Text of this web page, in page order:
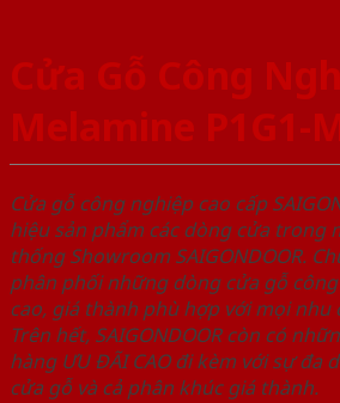
Cửa Gỗ Công
Melamine P1G1-
Cửa gỗ công nghiệp cao cấp
hiệu sản phẩm các dòng cửa trong
thống Showroom SAIGONDOOR.
phân phối những dòng cửa gỗ
cao, giá thành phù hợp với mọi nhu
Trên hết, SAIGONDOOR còn có
hàng ƯU ĐÃI CAO đi kèm với sự đa
cửa gỗ và cả phân khúc giá thành.